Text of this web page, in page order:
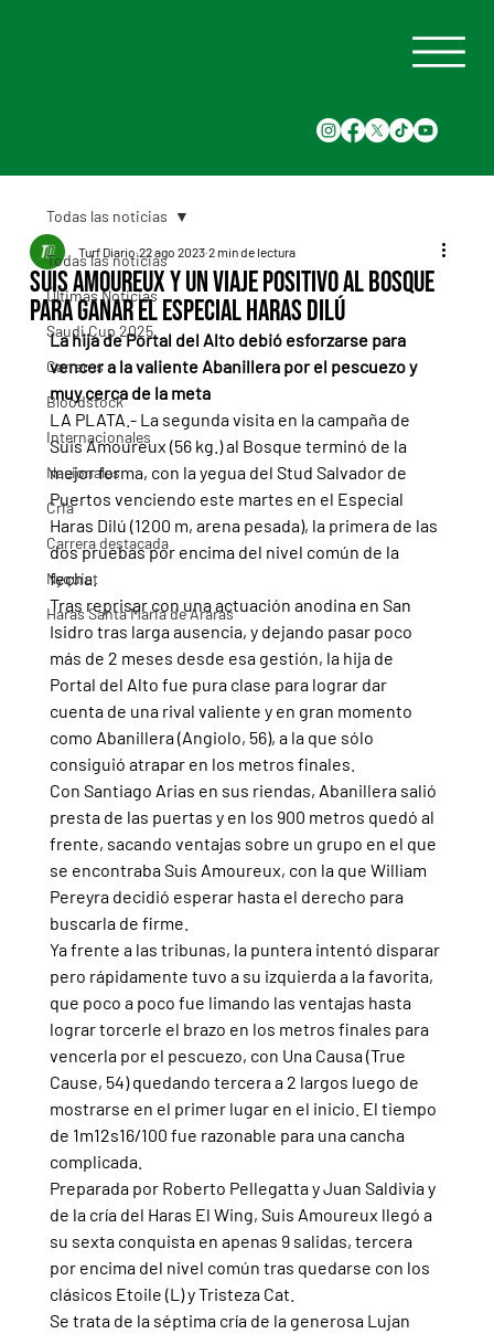
Todas las noticias
Últimas Noticias
Saudi Cup 2025
Carreras
Bloodstock
Internacionales
Nacionales
Cria
Carrera destacada
Nyquist
Haras Santa Maria de Araras
Todas las noticias
Suis Amoureux y un viaje positivo al Bosque
para ganar el Especial Haras Dilú
Turf Diario 22 ago 2023 2 min de lectura
La hija de Portal del Alto debió esforzarse para
vencer a la valiente Abanillera por el pescuezo y
muy cerca de la meta
LA PLATA.- La segunda visita en la campaña de
Suis Amoureux (56 kg.) al Bosque terminó de la
mejor forma, con la yegua del Stud Salvador de
Puertos venciendo este martes en el Especial
Haras Dilú (1200 m, arena pesada), la primera de las
dos pruebas por encima del nivel común de la
fecha.
Tras reprisar con una actuación anodina en San
Isidro tras larga ausencia, y dejando pasar poco
más de 2 meses desde esa gestión, la hija de
Portal del Alto fue pura clase para lograr dar
cuenta de una rival valiente y en gran momento
como Abanillera (Angiolo, 56), a la que sólo
consiguió atrapar en los metros finales.
Con Santiago Arias en sus riendas, Abanillera salió
presta de las puertas y en los 900 metros quedó al
frente, sacando ventajas sobre un grupo en el que
se encontraba Suis Amoureux, con la que William
Pereyra decidió esperar hasta el derecho para
buscarla de firme.
Ya frente a las tribunas, la puntera intentó disparar
pero rápidamente tuvo a su izquierda a la favorita,
que poco a poco fue limando las ventajas hasta
lograr torcerle el brazo en los metros finales para
vencerla por el pescuezo, con Una Causa (True
Cause, 54) quedando tercera a 2 largos luego de
mostrarse en el primer lugar en el inicio. El tiempo
de 1m12s16/100 fue razonable para una cancha
complicada.
Preparada por Roberto Pellegatta y Juan Saldivia y
de la cría del Haras El Wing, Suis Amoureux llegó a
su sexta conquista en apenas 9 salidas, tercera
por encima del nivel común tras quedarse con los
clásicos Etoile (L) y Tristeza Cat.
Se trata de la séptima cría de la generosa Lujan